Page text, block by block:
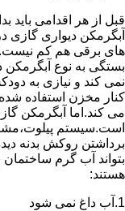
قبل از هر اقدامی باید
آبگرمکن دیواری گازی
های برقی هم کم
بستگی به نوع آبگرمکن
نمی کند و نیازی به
کنار مخزن استفاده شده
می کند.اما آبگرمکن
است.سیستم
برداشتن روکش بدنه
بتواند آب گرم ساختمان
هستند:
1.آب داغ نمی شود